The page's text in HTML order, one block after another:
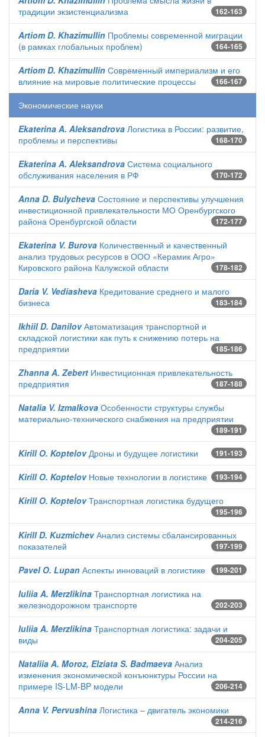
традиции экзистенциализма
162-163
Artiom D. Khazimullin Проблемы современной миграции
(в рамках глобальных проблем)
164-165
Artiom D. Khazimullin Современный империализм и его
влияние на мировые политические процессы
166-167
Экономические науки
Ekaterina A. Aleksandrova Логистика в России: развитие,
проблемы и перспективы
168-170
Ekaterina A. Aleksandrova Система социального
обслуживания населения в РФ
170-172
Anna D. Bulycheva Состояние и перспективы улучшения
инвестиционной привлекательности МО Оренбургского
района Оренбургской области
172-177
Ekaterina V. Burova Количественный и качественный
анализ трудовых ресурсов в ООО «Керамик Агро»
Кировского района Калужской области
178-182
Daria V. Vediasheva Кредитование среднего и малого
бизнеса
183-184
Ikhiil D. DanilovАвтоматизация транспортной и
складской логистики как путь к снижению потерь на
предприятии
185-186
Zhanna A. Zebert Инвестиционная привлекательность
предприятия
187-188
Natalia V. Izmalkova Особенности структуры службы
материально-технического снабжения на предприятии
189-191
Kirill O. KoptelovДроны и будущее логистики 191-193
Kirill O. KoptelovНовые технологии в логистике 193-194
Kirill O. KoptelovТранспортная логистика будущего
195-196
Kirill D. KuzmichevАнализ системы сбалансированных
показателей
197-199
Pavel O. Lupan Аспекты инноваций в логистике 199-201
Iuliia A. Merzlikina Транспортная логистика на
железнодорожном транспорте
202-203
Iuliia A. Merzlikina Транспортная логистика: задачи и
виды
204-205
Nataliia A. Moroz, Elziata S. Badmaeva Анализ
изменения экономической конъюнктуры России на
примере IS-LM-BP модели
206-214
Anna V. Pervushina Логистика – двигатель экономики
214-216